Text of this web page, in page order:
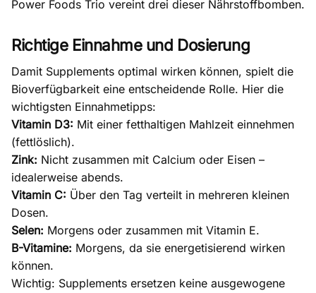
Power Foods Trio vereint drei dieser Nährstoffbomben.
Richtige Einnahme und Dosierung
Damit Supplements optimal wirken können, spielt die
Bioverfügbarkeit eine entscheidende Rolle. Hier die
wichtigsten Einnahmetipps:
Vitamin D3: Mit einer fetthaltigen Mahlzeit einnehmen
(fettlöslich).
Zink: Nicht zusammen mit Calcium oder Eisen –
idealerweise abends.
Vitamin C: Über den Tag verteilt in mehreren kleinen
Dosen.
Selen: Morgens oder zusammen mit Vitamin E.
B-Vitamine: Morgens, da sie energetisierend wirken
können.
Wichtig: Supplements ersetzen keine ausgewogene